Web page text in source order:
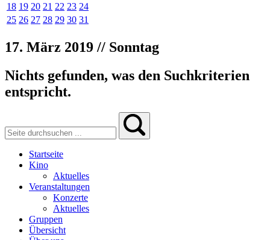
18 19 20 21 22 23 24
25 26 27 28 29 30 31
17. März 2019 // Sonntag
Nichts gefunden, was den Suchkriterien
entspricht.
Startseite
Kino
Aktuelles
Veranstaltungen
Konzerte
Aktuelles
Gruppen
Übersicht